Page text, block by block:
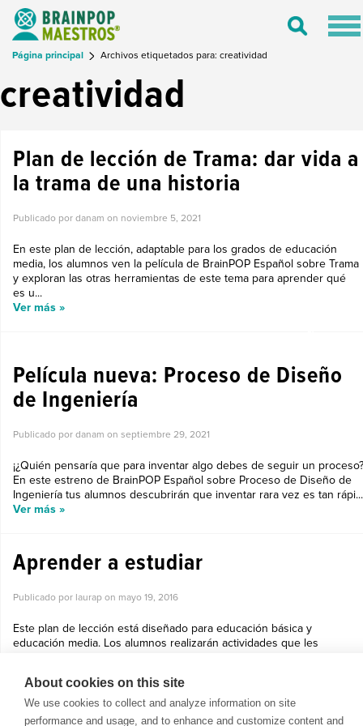
Toggle
Página principal Archivos etiquetados para: creatividad
creatividad
Plan de lección de Trama: dar vida a
la trama de una historia
Publicado por danam on noviembre 5, 2021
En este plan de lección, adaptable para los grados de educación
media, los alumnos ven la película de BrainPOP Español sobre Trama
y exploran las otras herramientas de este tema para aprender qué
es u...
Ver más »
Película nueva: Proceso de Diseño
de Ingeniería
Publicado por danam on septiembre 29, 2021
¡¿Quién pensaría que para inventar algo debes de seguir un
En este estreno de BrainPOP Español sobre Proceso de Diseño de
Ingeniería tus alumnos descubrirán que inventar rara vez es tan rápi...
Ver más »
Aprender a estudiar
Publicado por laurap on mayo 19, 2016
Este plan de lección está diseñado para educación básica y
educación media. Los alumnos realizarán actividades que les
About cookies on this site
We use cookies to collect and analyze information on site
performance and usage, and to enhance and customize content and